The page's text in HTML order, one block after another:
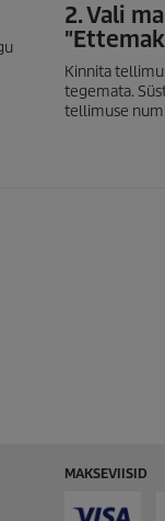
2. Vali
Kinnita
tegemata.
tellimuse
MAKSEVIISID